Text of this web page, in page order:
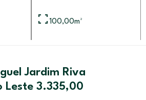
100,00m²
Jardim Riva
Leste 3.335,00